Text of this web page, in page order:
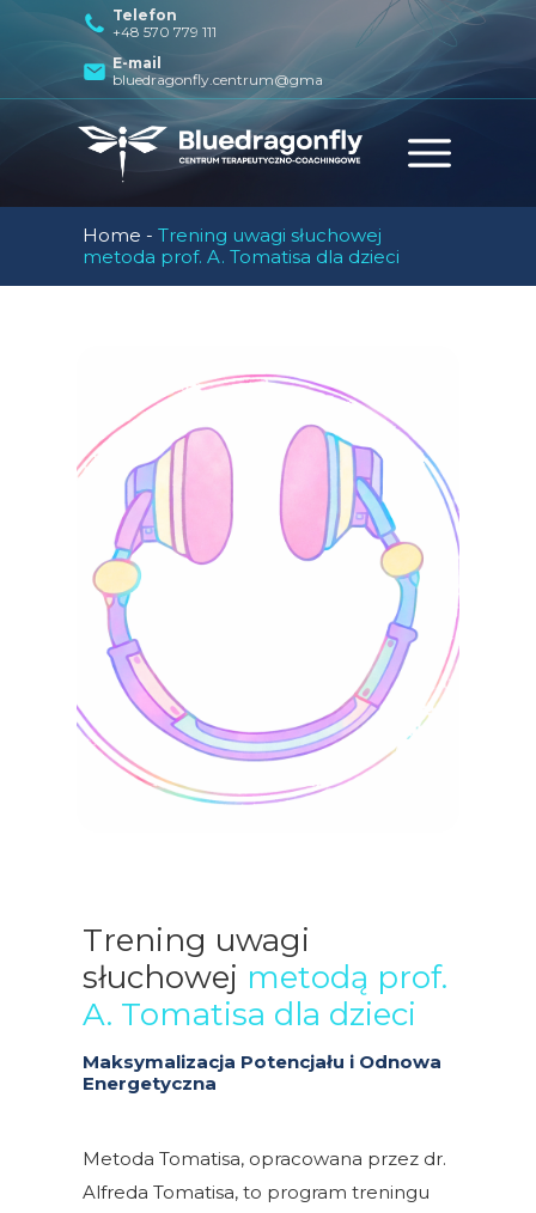
E-mail
bluedragonfly.centrum@gmail.com
Telefon
+48 570 779 111
Home - Trening uwagi słuchowej
metoda prof. A. Tomatisa dla dzieci
Metoda Tomatisa, opracowana przez dr.
Alfreda Tomatisa, to program treningu
Trening uwagi
słuchowej metodą prof.
A. Tomatisa dla dzieci
Maksymalizacja Potencjału i Odnowa
Energetyczna